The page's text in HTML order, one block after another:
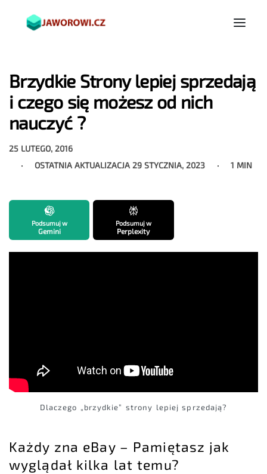
Brzydkie Strony lepiej sprzedają
i czego się możesz od nich
nauczyć ?
25 LUTEGO, 2016
OSTATNIA AKTUALIZACJA 29 STYCZNIA, 2023 1 MIN
Podsumuj w
Gemini
Podsumuj w
Perplexity
Dlaczego „brzydkie” strony lepiej sprzedają?
Każdy zna eBay – Pamiętasz jak
wyglądał kilka lat temu?